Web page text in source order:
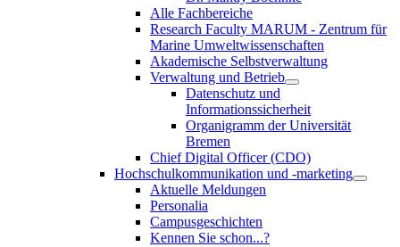
Alle Fachbereiche
Research Faculty MARUM - Zentrum für
Marine Umweltwissenschaften
Akademische Selbstverwaltung
Verwaltung und Betrieb
Datenschutz und
Informationssicherheit
Organigramm der Universität
Bremen
Chief Digital Officer (CDO)
Hochschulkommunikation und -marketing
Aktuelle Meldungen
Personalia
Campusgeschichten
Kennen Sie schon...?